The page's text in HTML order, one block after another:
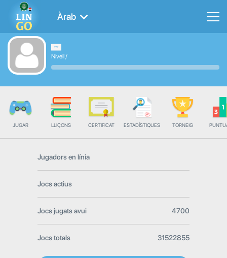
Àrab
Nivell/
JUGAR LLIÇONS CERTIFICAT ESTADÍSTIQUES TORNEIG
Jugadors en línia
Jocs actius
Jocs jugats avui 4700
Jocs totals 31522855